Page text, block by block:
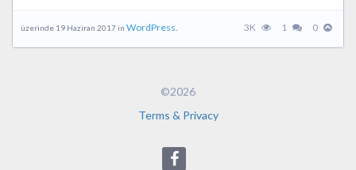
üzerinde 19 Haziran 2017 in WordPress. 3K 1 0
©2026
Terms & Privacy